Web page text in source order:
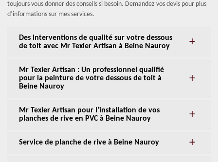
toujours vous donner des conseils si besoin. Demandez vos devis pour plus
d’informations sur mes services.
Des interventions de qualité sur votre dessous
de toit avec Mr Texier Artisan à Beine Nauroy
Mr Texier Artisan : Un professionnel qualifié
pour la peinture de votre dessous de toit à
Beine Nauroy
Mr Texier Artisan pour l’installation de vos
planches de rive en PVC à Beine Nauroy
Service de planche de rive à Beine Nauroy